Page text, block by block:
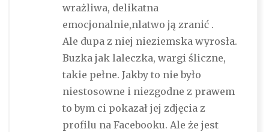
wrażliwa, delikatna
emocjonalnie,nlatwo ją zranić .
Ale dupa z niej nieziemska wyrosła.
Buzka jak laleczka, wargi śliczne,
takie pełne. Jakby to nie było
niestosowne i niezgodne z prawem
to bym ci pokazał jej zdjęcia z
profilu na Facebooku. Ale że jest